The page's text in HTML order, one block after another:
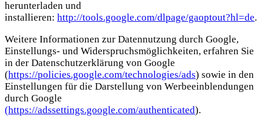
herunterladen und
installieren: http://tools.google.com/dlpage/gaoptout?hl=de.
Weitere Informationen zur Datennutzung durch Google,
Einstellungs- und Widerspruchsmöglichkeiten, erfahren Sie
in der Datenschutzerklärung von Google
(https://policies.google.com/technologies/ads) sowie in den
Einstellungen für die Darstellung von Werbeeinblendungen
durch Google
(https://adssettings.google.com/authenticated).